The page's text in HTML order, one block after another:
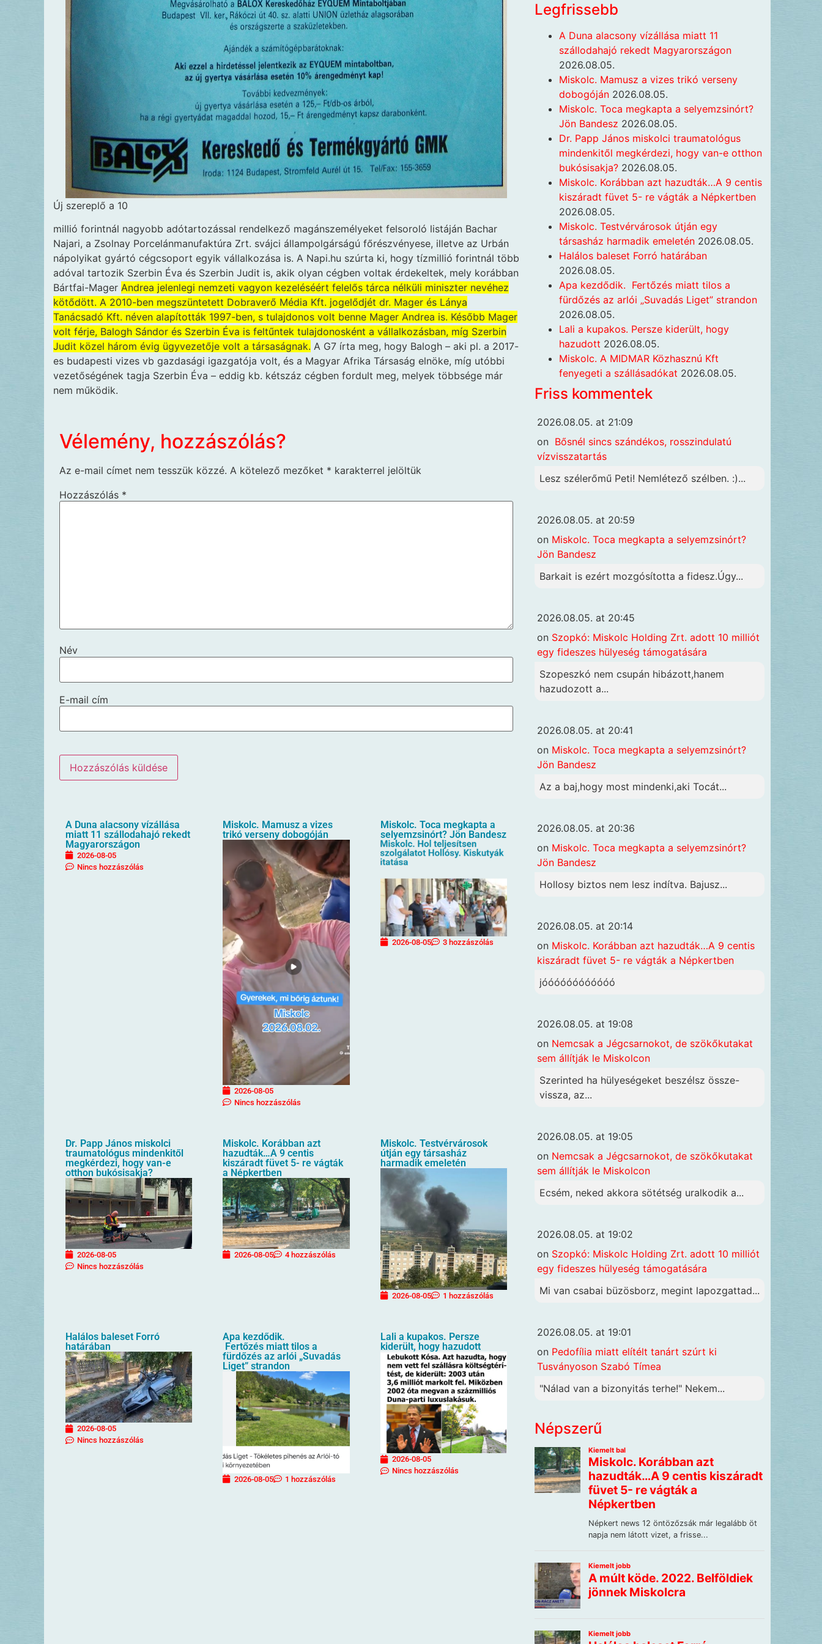
Új szereplő a 10
millió forintnál nagyobb adótartozással rendelkező magánszemélyeket felsoroló listáján Bachar
Najari, a Zsolnay Porcelánmanufaktúra Zrt. svájci állampolgárságú főrészvényese, illetve az Urbán
nápolyikat gyártó cégcsoport egyik vállalkozása is. A Napi.hu szúrta ki, hogy tízmillió forintnál több
adóval tartozik Szerbin Éva és Szerbin Judit is, akik olyan cégben voltak érdekeltek, mely korábban
Bártfai-Mager Andrea jelenlegi nemzeti vagyon kezeléséért felelős tárca nélküli miniszter nevéhez
kötődött. A 2010-ben megszüntetett Dobraverő Média Kft. jogelődjét dr. Mager és Lánya
Tanácsadó Kft. néven alapították 1997-ben, s tulajdonos volt benne Mager Andrea is. Később Mager
volt férje, Balogh Sándor és Szerbin Éva is feltűntek tulajdonosként a vállalkozásban, míg Szerbin
Judit közel három évig ügyvezetője volt a társaságnak. A G7 írta meg, hogy Balogh – aki pl. a 2017-
es budapesti vizes vb gazdasági igazgatója volt, és a Magyar Afrika Társaság elnöke, míg utóbbi
vezetőségének tagja Szerbin Éva – eddig kb. kétszáz cégben fordult meg, melyek többsége már
nem működik.
Vélemény, hozzászólás?
Az e-mail címet nem tesszük közzé. A kötelező mezőket * karakterrel jelöltük
Hozzászólás *
Név
E-mail cím
A Duna alacsony vízállása
miatt 11 szállodahajó rekedt
Magyarországon
2026-08-05
Nincs hozzászólás
Miskolc. Mamusz a vizes
trikó verseny dobogóján
2026-08-05
Nincs hozzászólás
Miskolc. Toca megkapta a
selyemzsinórt? Jön Bandesz
2026-08-05 3 hozzászólás
Dr. Papp János miskolci
traumatológus mindenkitől
megkérdezi, hogy van-e
otthon bukósisakja?
2026-08-05
Nincs hozzászólás
Miskolc. Korábban azt
hazudták…A 9 centis
kiszáradt füvet 5- re vágták
a Népkertben
2026-08-05 4 hozzászólás
Miskolc. Testvérvárosok
útján egy társasház
harmadik emeletén
2026-08-05 1 hozzászólás
Halálos baleset Forró
határában
2026-08-05
Nincs hozzászólás
Apa kezdődik.
Fertőzés miatt tilos a
fürdőzés az arlói „Suvadás
Liget” strandon
2026-08-05 1 hozzászólás
Lali a kupakos. Persze
kiderült, hogy hazudott
2026-08-05
Nincs hozzászólás
Legfrissebb
A Duna alacsony vízállása miatt 11
szállodahajó rekedt Magyarországon
2026.08.05.
Miskolc. Mamusz a vizes trikó verseny
dobogóján 2026.08.05.
Miskolc. Toca megkapta a selyemzsinórt?
Jön Bandesz 2026.08.05.
Dr. Papp János miskolci traumatológus
mindenkitől megkérdezi, hogy van-e otthon
bukósisakja? 2026.08.05.
Miskolc. Korábban azt hazudták…A 9 centis
kiszáradt füvet 5- re vágták a Népkertben
2026.08.05.
Miskolc. Testvérvárosok útján egy
társasház harmadik emeletén 2026.08.05.
Halálos baleset Forró határában
2026.08.05.
Apa kezdődik. Fertőzés miatt tilos a
fürdőzés az arlói „Suvadás Liget” strandon
2026.08.05.
Lali a kupakos. Persze kiderült, hogy
hazudott 2026.08.05.
Miskolc. A MIDMAR Közhasznú Kft
fenyegeti a szállásadókat 2026.08.05.
Friss kommentek
2026.08.05. at 21:09
on Bősnél sincs szándékos, rosszindulatú
vízvisszatartás
Lesz szélerőmű Peti! Nemlétező szélben. :)...
2026.08.05. at 20:59
on Miskolc. Toca megkapta a selyemzsinórt?
Jön Bandesz
Barkait is ezért mozgósította a fidesz.Úgy...
2026.08.05. at 20:45
on Szopkó: Miskolc Holding Zrt. adott 10 milliót
egy fideszes hülyeség támogatására
Szopeszkó nem csupán hibázott,hanem
hazudozott a...
2026.08.05. at 20:41
on Miskolc. Toca megkapta a selyemzsinórt?
Jön Bandesz
Az a baj,hogy most mindenki,aki Tocát...
2026.08.05. at 20:36
on Miskolc. Toca megkapta a selyemzsinórt?
Jön Bandesz
Hollosy biztos nem lesz indítva. Bajusz...
2026.08.05. at 20:14
on Miskolc. Korábban azt hazudták…A 9 centis
kiszáradt füvet 5- re vágták a Népkertben
jóóóóóóóóóóóó
2026.08.05. at 19:08
on Nemcsak a Jégcsarnokot, de szökőkutakat
sem állítják le Miskolcon
Szerinted ha hülyeségeket beszélsz össze-
vissza, az...
2026.08.05. at 19:05
on Nemcsak a Jégcsarnokot, de szökőkutakat
sem állítják le Miskolcon
Ecsém, neked akkora sötétség uralkodik a...
2026.08.05. at 19:02
on Szopkó: Miskolc Holding Zrt. adott 10 milliót
egy fideszes hülyeség támogatására
Mi van csabai büzösborz, megint lapozgattad...
2026.08.05. at 19:01
on Pedofília miatt elítélt tanárt szúrt ki
Tusványoson Szabó Tímea
"Nálad van a bizonyitás terhe!" Nekem...
Népszerű